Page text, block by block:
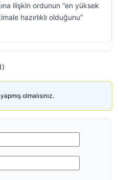
ilişkin ordunun “en yüksek
hazırlıklı olduğunu”
olmalısınız.